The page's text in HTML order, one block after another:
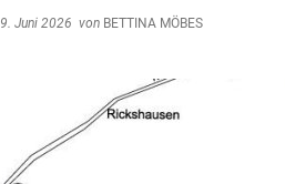
9. Juni 2026 von BETTINA MÖBES